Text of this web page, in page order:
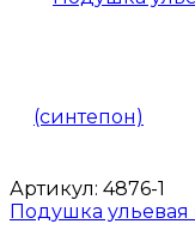
Артикул: 4876-1
Подушка ульевая